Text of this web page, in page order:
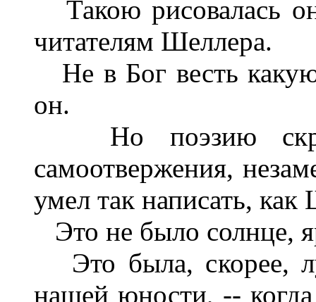
Такою рисовалась
читателям Шеллера.
Не в Бог весть
он.
Но поэзию
самоотвержения,
умел так написать, как
Это не было солнце,
Это была, скорее,
нашей юности, --